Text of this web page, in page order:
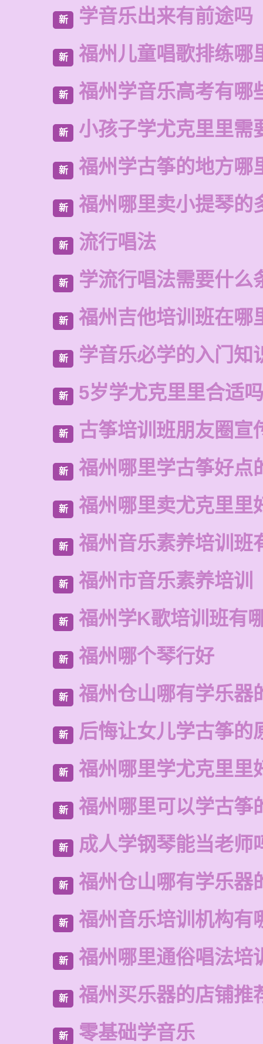
新 学音乐出来有前途吗
新 福州儿童唱歌排练哪
新 福州学音乐高考有哪
新 小孩子学尤克里里需
新 福州学古筝的地方哪
新 福州哪里卖小提琴的
新 流行唱法
新 学流行唱法需要什么
新 福州吉他培训班在哪
新 学音乐必学的入门知
新 5岁学尤克里里合适
新 古筝培训班朋友圈宣
新 福州哪里学古筝好点
新 福州哪里卖尤克里里
新 福州音乐素养培训班
新 福州市音乐素养培训
新 福州学K歌培训班有
新 福州哪个琴行好
新 福州仓山哪有学乐器
新 后悔让女儿学古筝的
新 福州哪里学尤克里里
新 福州哪里可以学古筝
新 成人学钢琴能当老师
新 福州仓山哪有学乐器
新 福州音乐培训机构有
新 福州哪里通俗唱法培
新 福州买乐器的店铺推
新 零基础学音乐